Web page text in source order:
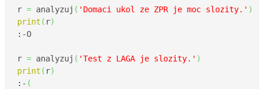
r = analyzuj ( 'Domaci ukol ze ZPR je moc slozity.' )
print ( r)
:-O
r = analyzuj ( 'Test z LAGA je slozity.' )
print ( r)
:- (